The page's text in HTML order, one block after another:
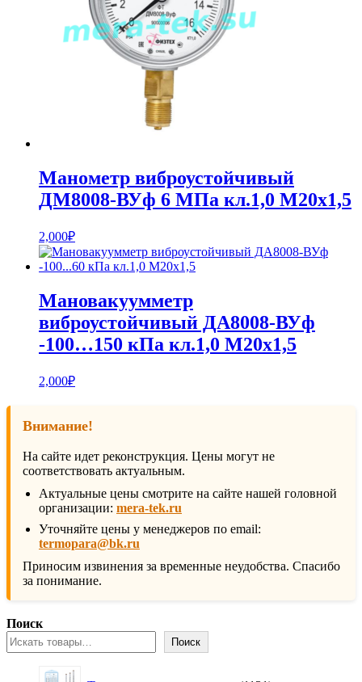
Манометр виброустойчивый
ДМ8008-ВУф 6 МПа кл.1,0 М20х1,5
2,000₽
Мановакуумметр
виброустойчивый ДА8008-ВУф
-100…150 кПа кл.1,0 М20х1,5
2,000₽
Внимание!
На сайте идет реконструкция. Цены могут не
соответствовать актуальным.
Актуальные цены смотрите на сайте нашей головной
организации: mera-tek.ru
Уточняйте цены у менеджеров по email:
termopara@bk.ru
Приносим извинения за временные неудобства. Спасибо
за понимание.
Поиск
Поиск